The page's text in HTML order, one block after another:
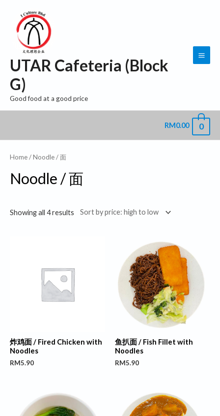
content
UTAR Cafeteria (Block
G)
Good food at a good price
RM0.00 0
Home/ Noodle / 面
Noodle / 面
Showing all 4 results
炸鸡面 / Fired Chicken with
Noodles
RM5.90
鱼扒面 / Fish Fillet with
Noodles
RM5.90